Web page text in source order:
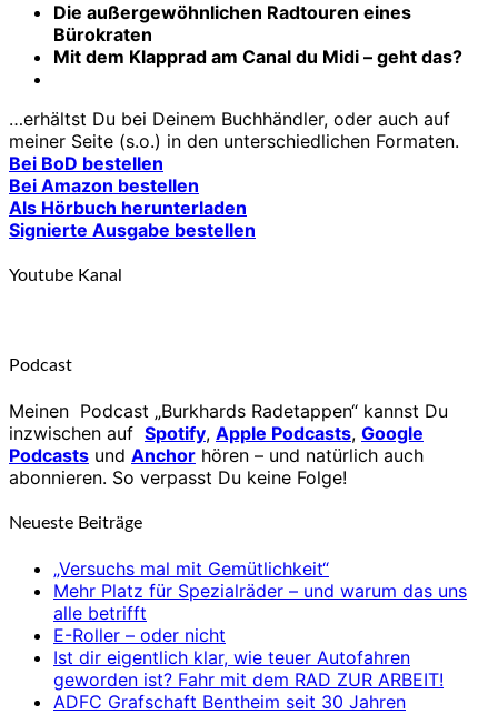
Die außergewöhnlichen Radtouren eines
Bürokraten
Mit dem Klapprad am Canal du Midi – geht das?
…erhältst Du bei Deinem Buchhändler, oder auch auf
meiner Seite (s.o.) in den unterschiedlichen Formaten.
Bei BoD bestellen
Bei Amazon bestellen
Als Hörbuch herunterladen
Signierte Ausgabe bestellen
Youtube Kanal
Podcast
Meinen Podcast „Burkhards Radetappen“ kannst Du
inzwischen auf Spotify, Apple Podcasts, Google
Podcasts und Anchor hören – und natürlich auch
abonnieren. So verpasst Du keine Folge!
Neueste Beiträge
„Versuchs mal mit Gemütlichkeit“
Mehr Platz für Spezialräder – und warum das uns
alle betrifft
E-Roller – oder nicht
Ist dir eigentlich klar, wie teuer Autofahren
geworden ist? Fahr mit dem RAD ZUR ARBEIT!
ADFC Grafschaft Bentheim seit 30 Jahren